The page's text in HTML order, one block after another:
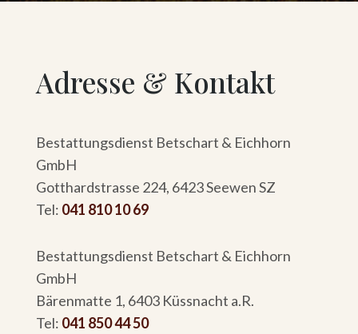
Adresse & Kontakt
Bestattungsdienst Betschart & Eichhorn
GmbH
Gotthardstrasse 224, 6423 Seewen SZ
Tel: 041 810 10 69
Bestattungsdienst Betschart & Eichhorn
GmbH
Bärenmatte 1, 6403 Küssnacht a.R.
Tel: 041 850 44 50